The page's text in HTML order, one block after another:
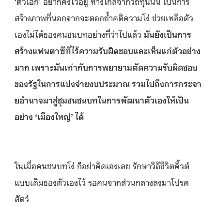
สร้างภาพที่นอกจากจะตอกย้ำคติความโง่ ช่วยเหลือตัว
เองไม่ได้ของคนชนบทอย่างที่ว่าไปแล้ว มันยังเป็นการ
สร้างแฟนตาซีที่ไร้ความรับผิดชอบและเห็นแก่ตัวอย่าง
มาก เพราะมันเท่ากับการพยายามตัดความรับผิดชอบ
ของรัฐในการแบ่งจ่ายงบประมาณ รวมไปถึงการกระจา
ยอำนาจมาสู่ชุมชนชนบทในการพัฒนาตัวเองให้เป็น
อย่าง ‘เมืองใหญ่’ ได้
ในเมื่อคนชนบทโง่ ก็อย่าคิดเองเลย รักษาวิถีชีวิตคิ้วต์
แบบเดิมของตัวเองไว้ รอคนจากส่วนกลางลงมาโปรด
สัตว์